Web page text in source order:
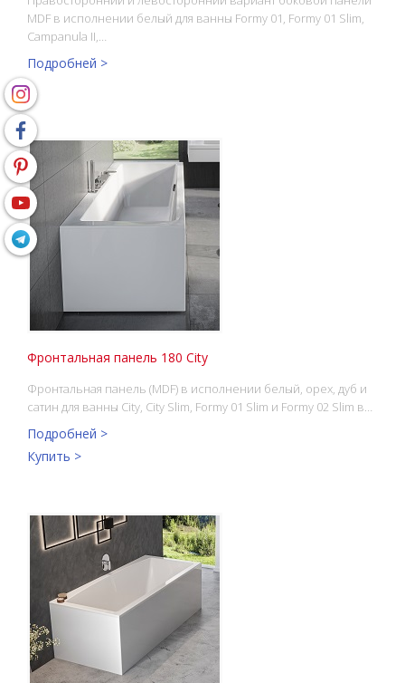
MDF в исполнении белый для ванны Formy 01, Formy 01 Slim,
Campanula II,…
Подробней >
Фронтальная панель 180 City
Фронтальная панель (MDF) в исполнении белый, орех, дуб и
сатин для ванны City, City Slim, Formy 01 Slim и Formy 02 Slim в…
Подробней >
Купить >